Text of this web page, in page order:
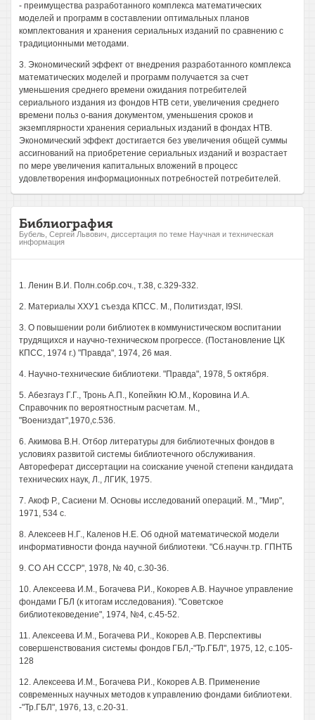
- преимущества разработанного комплекса математических
моделей и программ в составлении оптимальных планов
комплектования и хранения сериальных изданий по сравнению с
традиционными методами.
3. Экономический эффект от внедрения разработанного комплекса
математических моделей и программ получается за счет
уменьшения среднего времени ожидания потребителей
сериального издания из фондов НТВ сети, увеличения среднего
времени польз о-вания документом, уменьшения сроков и
экземплярности хранения сериальных изданий в фондах НТВ.
Экономический эффект достигается без увеличения общей суммы
ассигнований на приобретение сериальных изданий и возрастает
по мере увеличения капитальных вложений в процесс
удовлетворения информационных потребностей потребителей.
Библиография
Бубель, Сергей Львович, диссертация по теме Научная и техническая
информация
1. Ленин В.И. Полн.собр.соч., т.38, с.329-332.
2. Материалы ХХУ1 съезда КПСС. М., Политиздат, I9SI.
3. О повышении роли библиотек в коммунистическом воспитании
трудящихся и научно-техническом прогрессе. (Постановление ЦК
КПСС, 1974 г.) "Правда", 1974, 26 мая.
4. Научно-технические библиотеки. "Правда", 1978, 5 октября.
5. Абезгауз Г.Г., Тронь А.П., Копейкин Ю.М., Коровина И.А.
Справочник по вероятностным расчетам. М.,
"Воениздат",1970,с.536.
6. Акимова В.Н. Отбор литературы для библиотечных фондов в
условиях развитой системы библиотечного обслуживания.
Автореферат диссертации на соискание ученой степени кандидата
технических наук, Л., ЛГИК, 1975.
7. Акоф Р., Сасиени М. Основы исследований операций. М., "Мир",
1971, 534 с.
8. Алексеев Н.Г., Каленов Н.Е. Об одной математической модели
информативности фонда научной библиотеки. "Сб.научн.тр. ГПНТБ
9. СО АН СССР", 1978, № 40, с.30-36.
10. Алексеева И.М., Богачева Р.И., Кокорев A.B. Научное управление
фондами ГБЛ (к итогам исследования). "Советское
библиотековедение", 1974, №4, с.45-52.
11. Алексеева И.М., Богачева Р.И., Кокорев A.B. Перспективы
совершенствования системы фондов ГБЛ,-"Тр.ГБЛ", 1975, 12, с.105-
128
12. Алексеева И.М., Богачева Р.И., Кокорев A.B. Применение
современных научных методов к управлению фондами библиотеки.
-"Тр.ГБЛ", 1976, 13, с.20-31.